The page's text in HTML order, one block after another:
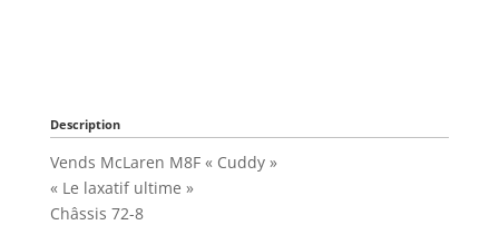
Description
Vends McLaren M8F « Cuddy »
« Le laxatif ultime »
Châssis 72-8